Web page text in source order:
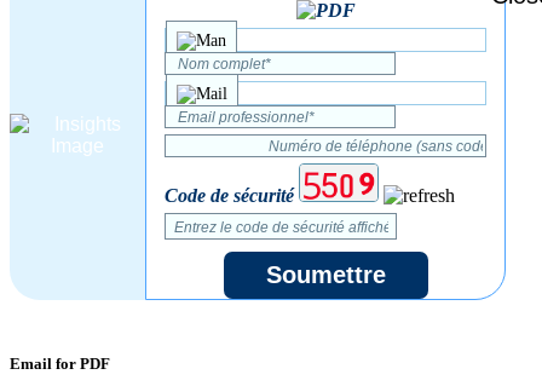
Code de sécurité
Soumettre
Email for PDF